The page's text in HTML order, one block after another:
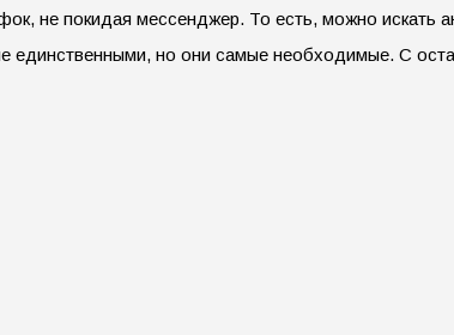
не покидая мессенджер. То есть, можно искать
единственными, но они самые необходимые. С